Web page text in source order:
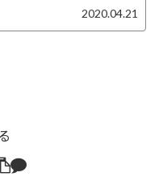
2020.04.21